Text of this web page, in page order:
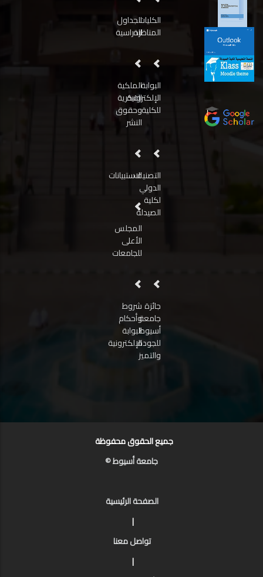
الكليات
المناظرة
الجداول
الدراسية
البوابة
الإلكترونية
للكلية
الملكية
الفكرية
وحقوق
النشر
التصنيف
الدولي
لكلية
الصيدلة
الاستبيانات
المجلس
الأعلى
للجامعات
جائزة
جامعة
أسيوط
للجودة
والتميز
شروط
وأحكام
البوابة
الإلكترونية
جميع الحقوق محفوظة
جامعة أسيوط ©
الصفحة الرئيسية
|
تواصل معنا
|